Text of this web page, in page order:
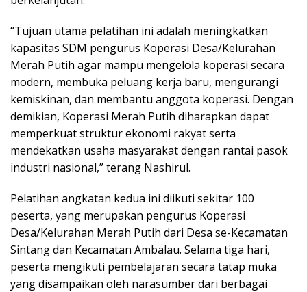
“Tujuan utama pelatihan ini adalah meningkatkan
kapasitas SDM pengurus Koperasi Desa/Kelurahan
Merah Putih agar mampu mengelola koperasi secara
modern, membuka peluang kerja baru, mengurangi
kemiskinan, dan membantu anggota koperasi. Dengan
demikian, Koperasi Merah Putih diharapkan dapat
memperkuat struktur ekonomi rakyat serta
mendekatkan usaha masyarakat dengan rantai pasok
industri nasional,” terang Nashirul.
Pelatihan angkatan kedua ini diikuti sekitar 100
peserta, yang merupakan pengurus Koperasi
Desa/Kelurahan Merah Putih dari Desa se-Kecamatan
Sintang dan Kecamatan Ambalau. Selama tiga hari,
peserta mengikuti pembelajaran secara tatap muka
yang disampaikan oleh narasumber dari berbagai